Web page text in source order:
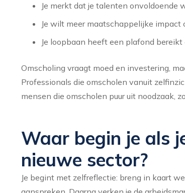
Je merkt dat je talenten onvoldoende
Je wilt meer maatschappelijke
Je loopbaan heeft een plafond
Omscholing vraagt moed en investering,
Professionals die omscholen vanuit
mensen die omscholen puur uit noodzaak,
Waar begin je als
nieuwe sector?
Je begint met zelfreflectie: breng in kaart